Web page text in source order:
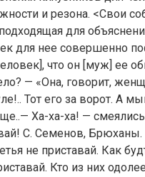
и резона. <Свои
для
для нее совершенно
что он [муж] ее
— «Она, говорит,
Тот его за ворот. А
Ха-ха-ха! —
С. Семенов, Брюханы.
не приставай. Как
Кто из них